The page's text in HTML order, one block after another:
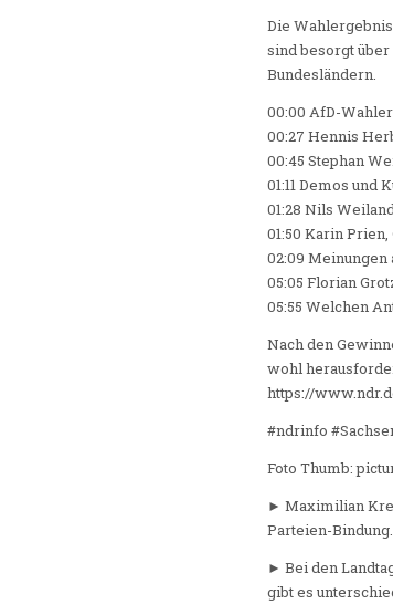
Die
sind besorgt
Bundesländern.
00:00 AfD-
00:27 Hennis
00:45 Stephan
01:11 Demos und
01:28 Nils
01:50 Karin Prien,
02:09
05:05 Florian
05:55 Welchen
Nach den
wohl
https://
#ndrinfo
Foto Thumb:
► Maximilian
Parteien-
► Bei den
gibt es